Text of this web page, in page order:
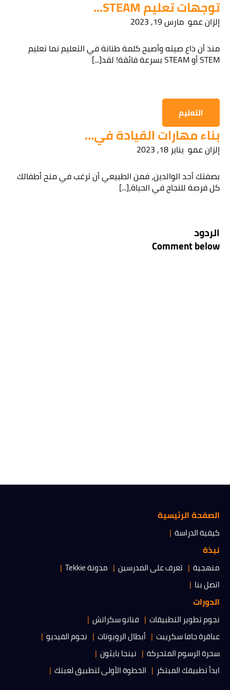
توجهات تعليم STEAM...
إلزان عمو مارس 19, 2023
منذ أن ذاع صيته وأصبح كلمة طنانة في التعليم نما تعليم
STEM أو STEAM بسرعة فائقة! لقد[...]
التعليم
بناء مهارات القيادة في...
إلزان عمو يناير 18, 2023
بصفتك أحد الوالدين، فمن الطبيعي أن ترغب في منح أطفالك
كل فرصة للنجاح في الحياة،[...]
الردود
Comment below
الصفحة الرئيسية
كيفية الدراسة
نبذة
منهجية تعرف على المدرسين
مدونة Tekkie
اتصل بنا
الدورات
نجوم تطوير التطبيقات
فنانو سكراتش
عباقرة جافا سكريبت
أبطال الروبوتات
نجوم الفيديو
سحرة الرسوم المتحركة
نينجا بايثون
ابدأ تطبيقك المبتكر
الخطوة الأولى لتطبيق لعبتك
قراءة سياسة الخصوصية
الحصول على المعلومات